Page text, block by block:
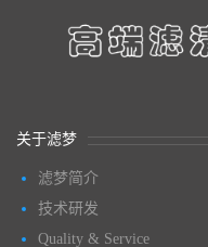
关于滤梦
滤梦简介
技术研发
Quality & Service